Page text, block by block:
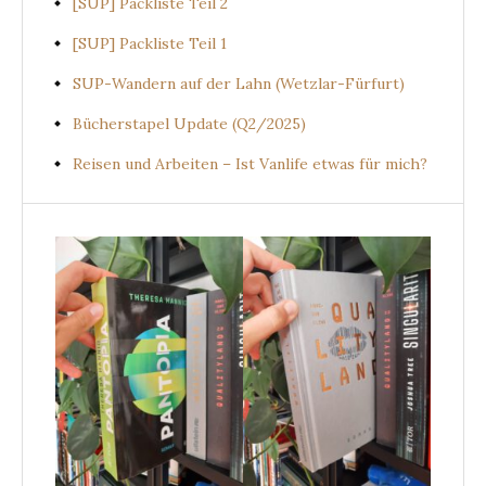
[SUP] Packliste Teil 1
SUP-Wandern auf der Lahn (Wetzlar-Fürfurt)
Bücherstapel Update (Q2/2025)
Reisen und Arbeiten – Ist Vanlife etwas für mich?